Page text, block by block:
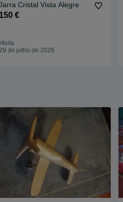
Cristal Vista Alegre
150 €
Moita
de julho de 2026